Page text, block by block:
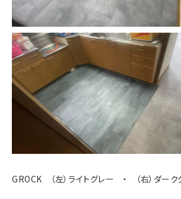
GROCK （左）ライトグレー ・ （右）ダーク